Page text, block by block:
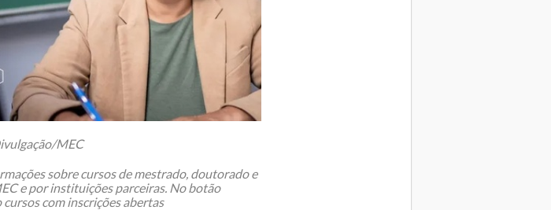
MEC
sobre cursos de mestrado, doutorado e
e por instituições parceiras. No botão
cursos com inscrições abertas